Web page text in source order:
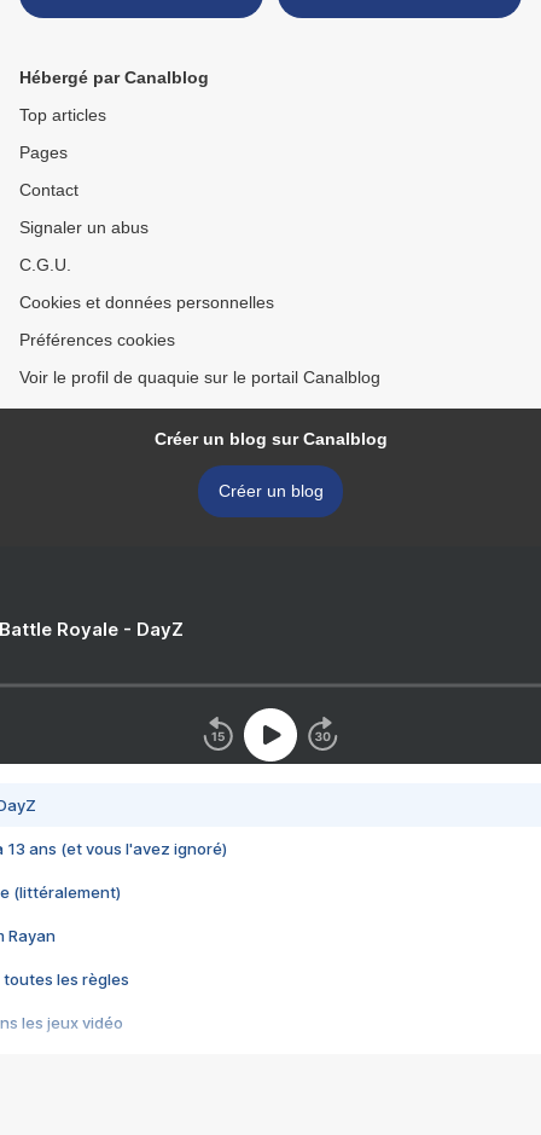
Hébergé par Canalblog
Top articles
Pages
Contact
Signaler un abus
C.G.U.
Cookies et données personnelles
Préférences cookies
Voir le profil de quaquie sur le portail Canalblog
Créer un blog sur Canalblog
Créer un blog
Royale - DayZ
13 ans (et vous l'avez ignoré)
(littéralement)
Rayan
toutes les règles
les jeux vidéo